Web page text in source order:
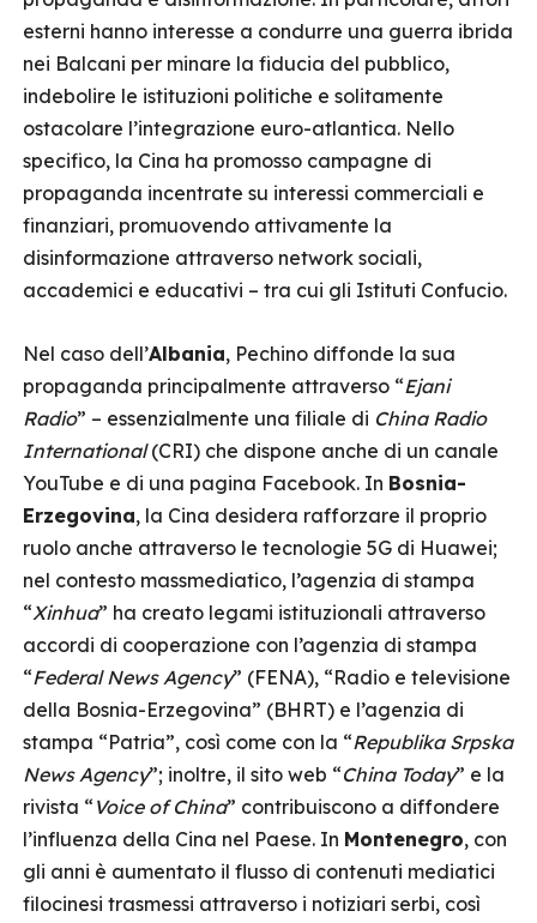
esterni hanno interesse a condurre una guerra ibrida
nei Balcani per minare la fiducia del pubblico,
indebolire le istituzioni politiche e solitamente
ostacolare l’integrazione euro-atlantica. Nello
specifico, la Cina ha promosso campagne di
propaganda incentrate su interessi commerciali e
finanziari, promuovendo attivamente la
disinformazione attraverso network sociali,
accademici e educativi – tra cui gli Istituti Confucio.
Nel caso dell’Albania, Pechino diffonde la sua
propaganda principalmente attraverso “Ejani
Radio” – essenzialmente una filiale di China Radio
International(CRI) che dispone anche di un canale
YouTube e di una pagina Facebook. In Bosnia-
Erzegovina, la Cina desidera rafforzare il proprio
ruolo anche attraverso le tecnologie 5G di Huawei;
nel contesto massmediatico, l’agenzia di stampa
“Xinhua” ha creato legami istituzionali attraverso
accordi di cooperazione con l’agenzia di stampa
“Federal News Agency” (FENA), “Radio e televisione
della Bosnia-Erzegovina” (BHRT) e l’agenzia di
stampa “Patria”, così come con la “Republika Srpska
News Agency”; inoltre, il sito web “China Today” e la
rivista “ Voice of China” contribuiscono a diffondere
l’influenza della Cina nel Paese. In Montenegro, con
gli anni è aumentato il flusso di contenuti mediatici
filocinesi trasmessi attraverso i notiziari serbi, così